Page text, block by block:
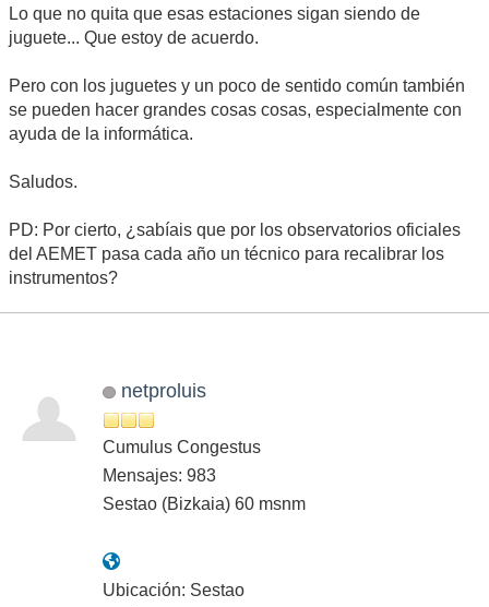
Lo que no quita que esas estaciones sigan siendo de
juguete... Que estoy de acuerdo.
Pero con los juguetes y un poco de sentido común también
se pueden hacer grandes cosas cosas, especialmente con
ayuda de la informática.
Saludos.
PD: Por cierto, ¿sabíais que por los observatorios oficiales
del AEMET pasa cada año un técnico para recalibrar los
instrumentos?
netproluis
Cumulus Congestus
Mensajes: 983
Sestao (Bizkaia) 60 msnm
Ubicación: Sestao